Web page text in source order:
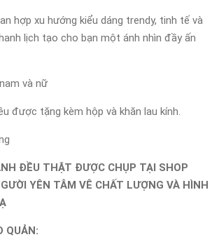
hợp xu hướng kiểu dáng trendy, tinh tế và
lịch tạo cho bạn một ánh nhìn đầy ấn
và nữ
được tặng kèm hộp và khăn lau kính.
ĐỀU THẬT ĐƯỢC CHỤP TẠI SHOP
YÊN TÂM VÊ CHẤT LƯỢNG VÀ HÌNH
QUẢN: